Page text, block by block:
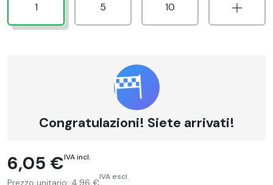
1 5 10
Congratulazioni! Siete arrivati!
6,05 €IVA incl.
IVA escl.